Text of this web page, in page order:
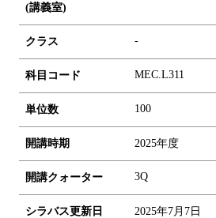
(講義室)
クラス -
科目コード MEC.L311
単位数 100
開講時期 2025年度
開講クォーター 3Q
シラバス更新日 2025年7月7日